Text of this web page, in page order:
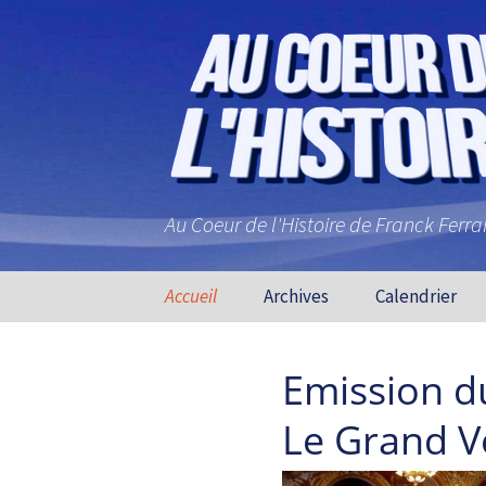
Au Coeur de l'Histoire de Franck
Aller au contenu principal
Accueil Archives Calendrier
Emission
Le Grand